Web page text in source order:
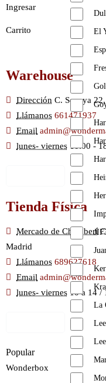
Ingresar
Carrito
Warehouse
Dirección C. Secoya
Llámanos 661471937
Email
lunes- viernes 10:00 -
Tienda Física
Mercado de Chamberí
Madrid
Llámanos 689627618
Email
lunes- viernes 10 a 14 /
Popular
Wonderbox
El
JIF
La